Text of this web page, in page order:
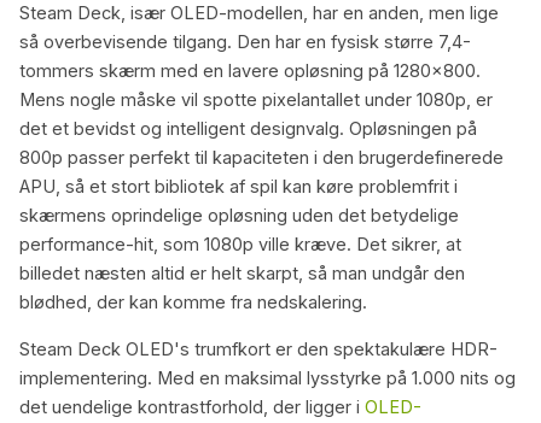
Steam Deck, især OLED-modellen, har en anden, men lige
så overbevisende tilgang. Den har en fysisk større 7,4-
tommers skærm med en lavere opløsning på 1280×800.
Mens nogle måske vil spotte pixelantallet under 1080p, er
det et bevidst og intelligent designvalg. Opløsningen på
800p passer perfekt til kapaciteten i den brugerdefinerede
APU, så et stort bibliotek af spil kan køre problemfrit i
skærmens oprindelige opløsning uden det betydelige
performance-hit, som 1080p ville kræve. Det sikrer, at
billedet næsten altid er helt skarpt, så man undgår den
blødhed, der kan komme fra nedskalering.
Steam Deck OLED's trumfkort er den spektakulære HDR-
implementering. Med en maksimal lysstyrke på 1.000 nits og
det uendelige kontrastforhold, der ligger i OLED-